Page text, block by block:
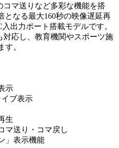
コマ送りなど多彩な機能を搭
となる最大160秒の映像遅延再
出力ポート搭載モデルです。
対応し、教育機関やスポーツ施
す。
示
ブ表示
生
マ送り・コマ戻し
」表示機能